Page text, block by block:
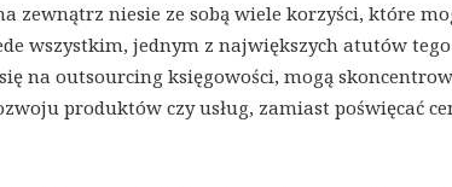
zewnątrz niesie ze sobą wiele korzyści, które
wszystkim, jednym z największych atutów
na outsourcing księgowości, mogą
produktów czy usług, zamiast poświęcać